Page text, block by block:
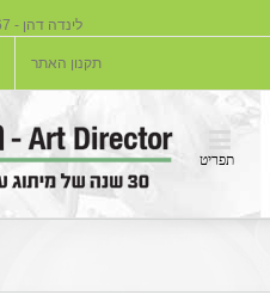
לינדה דהן - 050-7555667
תקנון האתר